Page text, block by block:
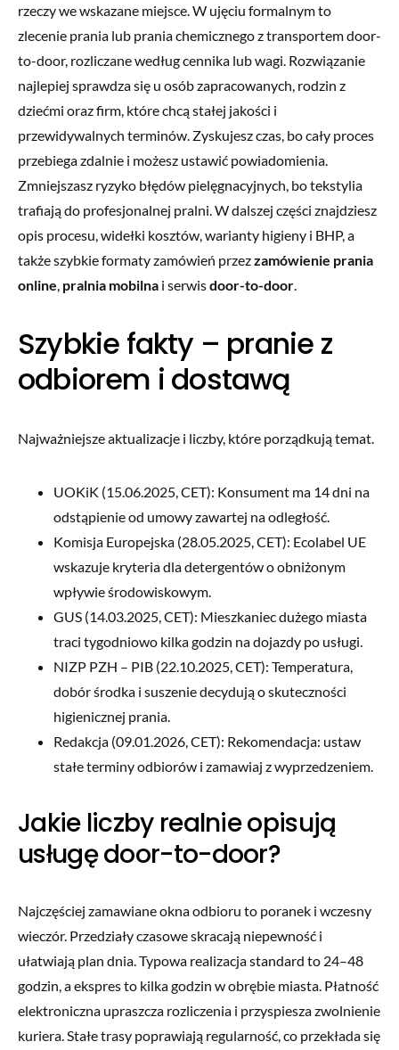
rzeczy we wskazane miejsce. W ujęciu formalnym to
zlecenie prania lub prania chemicznego z transportem door-
to-door, rozliczane według cennika lub wagi. Rozwiązanie
najlepiej sprawdza się u osób zapracowanych, rodzin z
dziećmi oraz firm, które chcą stałej jakości i
przewidywalnych terminów. Zyskujesz czas, bo cały proces
przebiega zdalnie i możesz ustawić powiadomienia.
Zmniejszasz ryzyko błędów pielęgnacyjnych, bo tekstylia
trafiają do profesjonalnej pralni. W dalszej części znajdziesz
opis procesu, widełki kosztów, warianty higieny i BHP, a
także szybkie formaty zamówień przezzamówienie prania
online, pralnia mobilna i serwisdoor-to-door.
Szybkie fakty – pranie z
odbiorem i dostawą
Najważniejsze aktualizacje i liczby, które porządkują temat.
UOKiK (15.06.2025, CET): Konsument ma 14 dni na
odstąpienie od umowy zawartej na odległość.
Komisja Europejska (28.05.2025, CET): Ecolabel UE
wskazuje kryteria dla detergentów o obniżonym
wpływie środowiskowym.
GUS (14.03.2025, CET): Mieszkaniec dużego miasta
traci tygodniowo kilka godzin na dojazdy po usługi.
NIZP PZH – PIB (22.10.2025, CET): Temperatura,
dobór środka i suszenie decydują o skuteczności
higienicznej prania.
Redakcja (09.01.2026, CET): Rekomendacja: ustaw
stałe terminy odbiorów i zamawiaj z wyprzedzeniem.
Jakie liczby realnie opisują
usługę door-to-door?
Najczęściej zamawiane okna odbioru to poranek i wczesny
wieczór. Przedziały czasowe skracają niepewność i
ułatwiają plan dnia. Typowa realizacja standard to 24–48
godzin, a ekspres to kilka godzin w obrębie miasta. Płatność
elektroniczna upraszcza rozliczenia i przyspiesza zwolnienie
kuriera. Stałe trasy poprawiają regularność, co przekłada się